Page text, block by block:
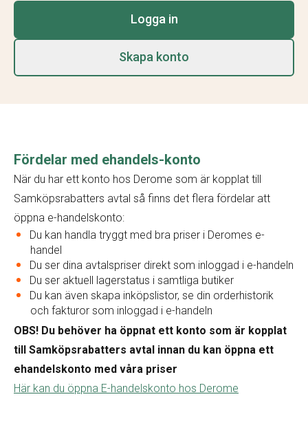
Logga in
Skapa konto
Fördelar med ehandels-konto
När du har ett konto hos Derome som är kopplat till
Samköpsrabatters avtal så finns det flera fördelar att
öppna e-handelskonto:
Du kan handla tryggt med bra priser i Deromes e-
handel
Du ser dina avtalspriser direkt som inloggad i e-handeln
Du ser aktuell lagerstatus i samtliga butiker
Du kan även skapa inköpslistor, se din orderhistorik
och fakturor som inloggad i e-handeln
OBS! Du behöver ha öppnat ett konto som är kopplat
till Samköpsrabatters avtal innan du kan öppna ett
ehandelskonto med våra priser
Här kan du öppna E-handelskonto hos Derome